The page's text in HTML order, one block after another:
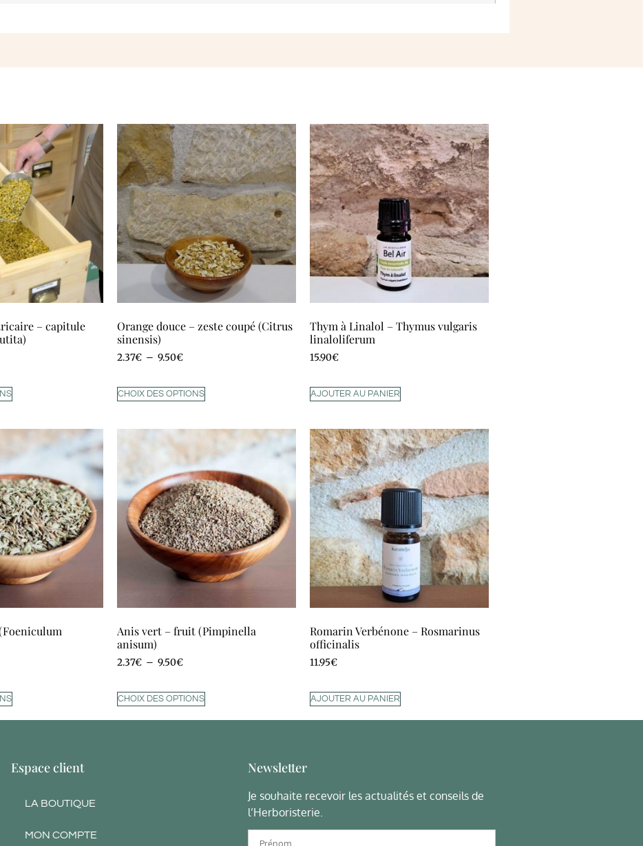
– capitule
Orange douce – zeste coupé (Citrus
sinensis)
2.37€ – 9.50€
CHOIX DES OPTIONS
Thym à Linalol – Thymus vulgaris
linaloliferum
15.90€
AJOUTER AU PANIER
Anis vert – fruit (Pimpinella
anisum)
2.37€ – 9.50€
CHOIX DES OPTIONS
Romarin Verbénone – Rosmarinus
officinalis
11.95€
AJOUTER AU PANIER
Espace client
LA BOUTIQUE
MON COMPTE
Newsletter
Je souhaite recevoir les actualités et conseils de
l’Herboristerie.